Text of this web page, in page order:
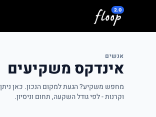
דלג לתוכן המרכזי
אנשים
אינדקס משקיעים
מחפש משקיע? הגעת למקום הנכון. כאן
וקרנות - לפי גודל השקעה, תחום וניסיון.